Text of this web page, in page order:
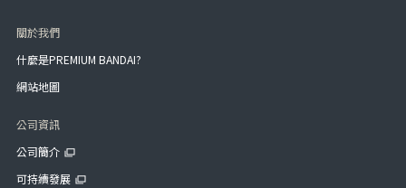
關於我們
什麼是PREMIUM BANDAI?
網站地圖
公司資訊
公司簡介
可持續發展